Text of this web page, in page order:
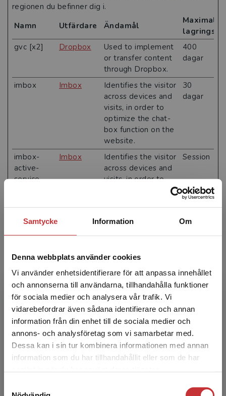
Samtycke Information Om
Denna webbplats använder cookies
Vi använder enhetsidentifierare för att anpassa innehållet
och annonserna till användarna, tillhandahålla funktioner
för sociala medier och analysera vår trafik. Vi
vidarebefordrar även sådana identifierare och annan
information från din enhet till de sociala medier och
annons- och analysföretag som vi samarbetar med.
Dessa kan i sin tur kombinera informationen med annan
information som du har tillhandahållit eller som de har
Begränsad fraktregion
Det verkar som att du besöker
studentlitteratur.se via en enhet utanför Sverige.
Vi erbjuder inte leveranser utanför Sverige. För
regionen du befinner dig i.
Namn
Utfärdare Ändamål
Maximal
gvc [x2]
Dropbox
Used to implement
or transfer content
through Dropbox.
400
dagar
imbox Imbox
Identifies the visitor
across devices and
visits, in order to
optimize the chat-
box function on the
website.
30
dagar
imbox-
active-
service
Imbox
Identifies the visitor
across devices and
visits, in order to
optimize the chat-
Session
function.
imbox-
navigation
Imbox
Used to record the
state of the widget.
Session
imbox-
notification
Imbox
Identifies the visitor
across devices and
optimize the chat-
box function on the
website.
Session